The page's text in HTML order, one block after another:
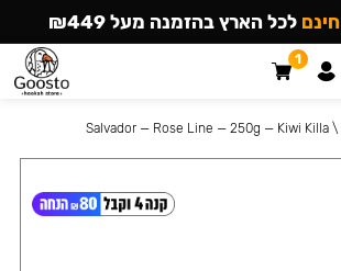
\
Salvador — Rose Line — 250g — Kiwi Killa
חינם לכל הארץ בהזמנה מעל ₪449
1